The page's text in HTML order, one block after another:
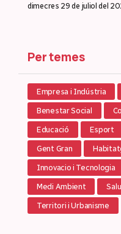
dimecres 29 de juliol del
Per temes
Empresa i Indústria
Benestar Social
Educació Esport
Gent Gran
Innovacio i Tecnologia
Medi Ambient
Territori i Urbanisme